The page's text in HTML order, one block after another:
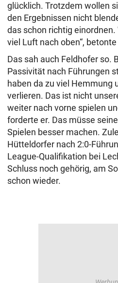
glücklich. Trotzdem wollen
den Ergebnissen nicht
das schon richtig
viel Luft nach oben“,
Das sah auch Feldhofer so.
Passivität nach Führungen
haben da zu viel Hemmung
verlieren. Das ist nicht
weiter nach vorne spielen
forderte er. Das müsse
Spielen besser machen.
Hütteldorfer nach 2:0-
League-Qualifikation bei
Schluss noch gehörig, am
schon wieder.